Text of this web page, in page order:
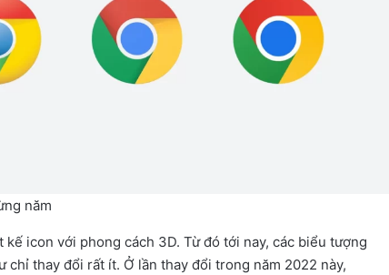
năm
kế icon với phong cách 3D. Từ đó tới nay, các biểu tượng
thay đổi rất ít. Ở lần thay đổi trong năm 2022 này,